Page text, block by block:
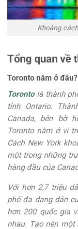
Khoảng
Tổng quan về
Toronto nằm ở đâu?
Torontolà thành
tỉnh Ontario.
Canada, bên bờ
Toronto nằm ở vị
Cách New York
một trong những
hàng đầu của
Với hơn 2,7 triệu
phố đa dạng dân
hơn 200 quốc gia
nhau. Tạo nên